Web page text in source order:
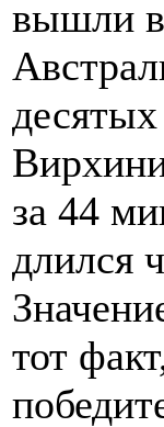
вышли в
за 44
длился
тот